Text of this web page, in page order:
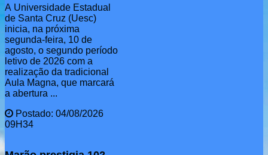
A Universidade Estadual
de Santa Cruz (Uesc)
inicia, na próxima
segunda-feira, 10 de
agosto, o segundo período
letivo de 2026 com a
realização da tradicional
Aula Magna, que marcará
a abertura ...
Postado: 04/08/2026
09H34